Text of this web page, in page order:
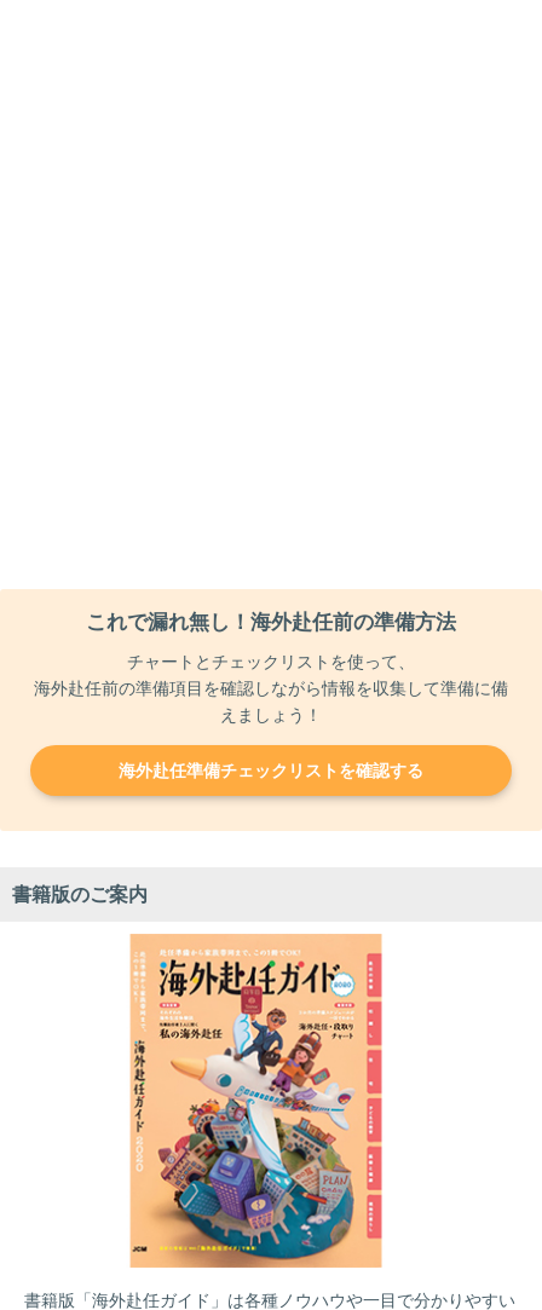
これで漏れ無し！海外赴任前の準備方法
チャートとチェックリストを使って、
海外赴任前の準備項目を確認しながら情報を収集して準備に備
えましょう！
海外赴任準備チェックリストを確認する
書籍版のご案内
書籍版「海外赴任ガイド」は各種ノウハウや一目で分かりやすい